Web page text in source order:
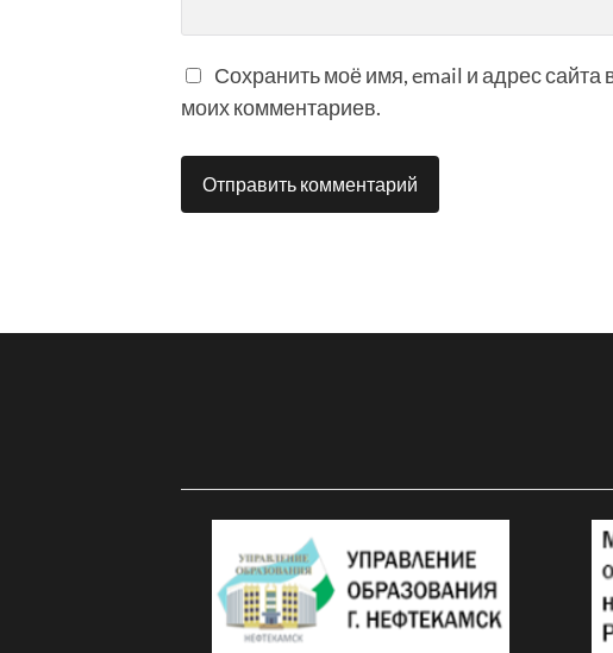
Сохранить моё имя, email и адрес
моих комментариев.